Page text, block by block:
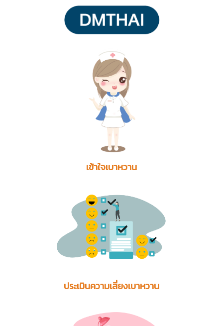
เข้าใจเบาหวาน
ประเมินความเสี่ยงเบาหวาน